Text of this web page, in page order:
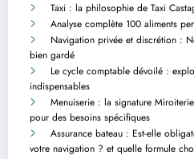
Taxi : la philosophie de Taxi
Analyse complète 100 aliments
Navigation privée et discrétion :
bien gardé
Le cycle comptable dévoilé :
indispensables
Menuiserie : la signature
pour des besoins spécifiques
Assurance bateau : Est-elle
votre navigation ? et quelle formule